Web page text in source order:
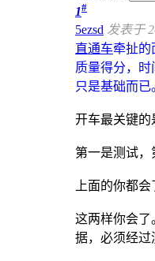
1#
5ezsd 发表于
直通车牵扯的
质量得分，
只是基础而已
开车最关键的
第一是测试，
上面的你都
这两样你会了
据，必须经过